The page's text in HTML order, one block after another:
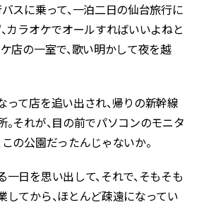
スに乗って、一泊二日の仙台旅行に
カラオケでオールすればいいよねと
店の一室で、歌い明かして夜を越
って店を追い出され、帰りの新幹線
それが、目の前でパソコンのモニタ
の公園だったんじゃないか。
日を思い出して、それで、そもそも
してから、ほとんど疎遠になってい